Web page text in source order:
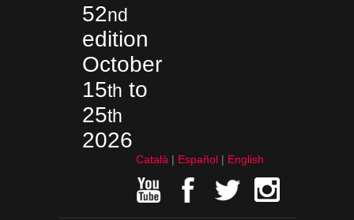
52nd
edition
October
15th to
25th
2026
Català Español English